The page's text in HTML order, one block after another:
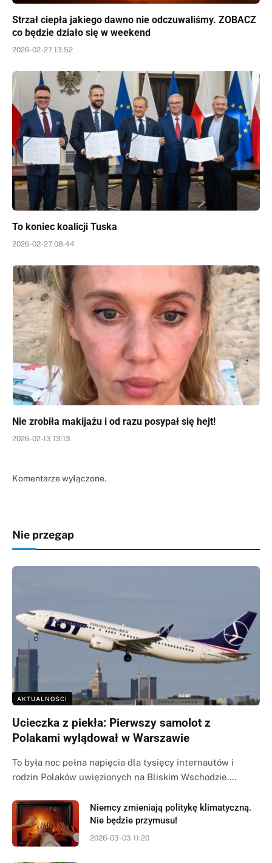
Strzał ciepła jakiego dawno nie odczuwaliśmy. ZOBACZ
co będzie działo się w weekend
2026-02-27 13:52
To koniec koalicji Tuska
2026-02-27 08:44
Nie zrobiła makijażu i od razu posypał się hejt!
2026-02-13 13:13
Komentarze wyłączone.
Nie przegap
AKTUALNOŚCI
Ucieczka z piekła: Pierwszy samolot z
Polakami wylądował w Warszawie
To była noc pełna napięcia dla tysięcy internautów i
rodzin Polaków uwięzionych na Bliskim Wschodzie.…
Niemcy zmieniają politykę klimatyczną.
Nie będzie przymusu!
2026-03-03 11:20